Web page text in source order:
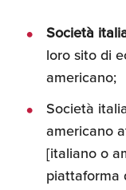
e
Società
loro sito di
americano;
Società
americano
[italiano o
piattaforma